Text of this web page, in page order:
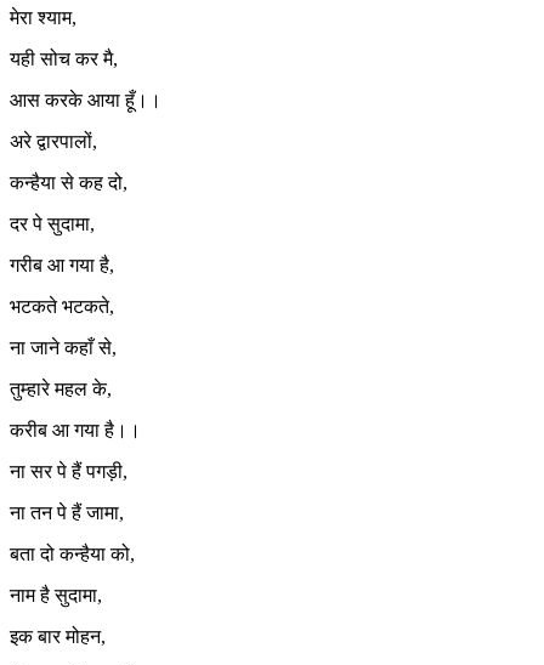
मेरा श्याम,
यही सोच कर मै,
आस करके आया हूँ।।
अरे द्वारपालों,
कन्हैया से कह दो,
दर पे सुदामा,
गरीब आ गया है,
भटकते भटकते,
ना जाने कहाँ से,
तुम्हारे महल के,
करीब आ गया है।।
ना सर पे हैं पगड़ी,
ना तन पे हैं जामा,
बता दो कन्हैया को,
नाम है सुदामा,
इक बार मोहन,